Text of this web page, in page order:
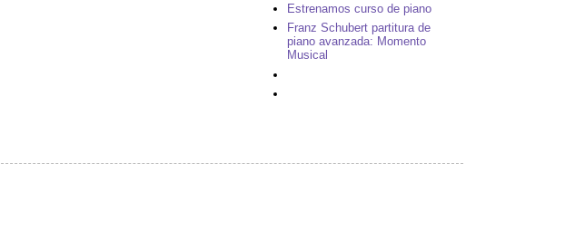
Estrenamos curso de piano
Franz Schubert partitura de
piano avanzada: Momento
Musical